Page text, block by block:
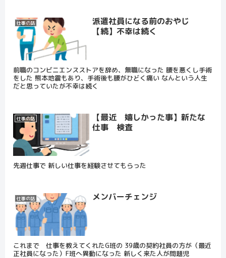
仕事の話
派遣社員になる前のおやじ
【続】不幸は続く
前職のコンビニエンスストアを辞め、無職になった 腰を悪くし手術
をした 熊本地震もあり、手術後も腰がひどく痛い なんという人生
だと思っていたが不幸は続く
仕事の話
【最近 嬉しかった事】新たな
仕事 検査
先週仕事で 新しい仕事を経験させてもらった
仕事の話 メンバーチェンジ
これまで 仕事を教えてくれたG班の 39歳の契約社員の方が（最近
正社員になった）F班へ異動になった 新しく来た人が問題児